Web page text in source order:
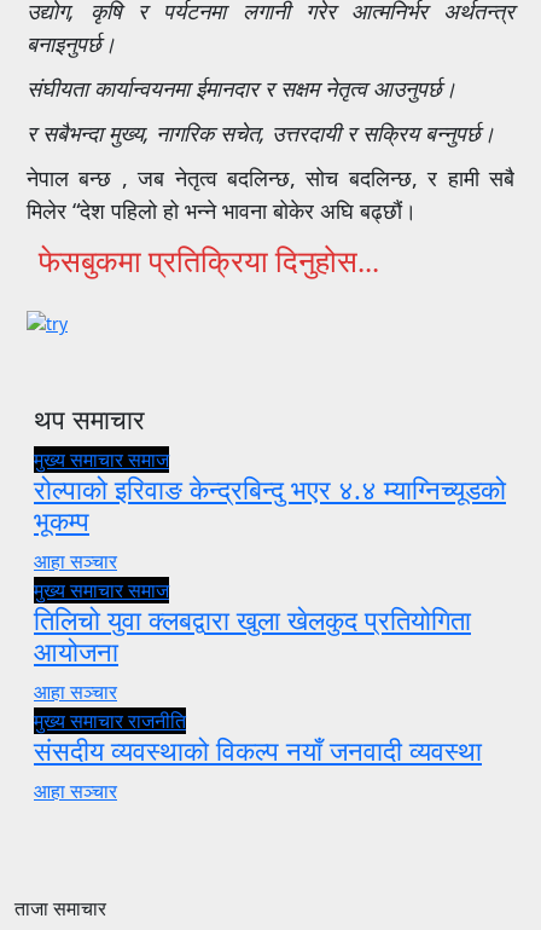
उद्योग, कृषि र पर्यटनमा लगानी गरेर आत्मनिर्भर अर्थतन्त्र
बनाइनुपर्छ।
संघीयता कार्यान्वयनमा ईमानदार र सक्षम नेतृत्व आउनुपर्छ।
र सबैभन्दा मुख्य, नागरिक सचेत, उत्तरदायी र सक्रिय बन्नुपर्छ।
नेपाल बन्छ , जब नेतृत्व बदलिन्छ, सोच बदलिन्छ, र हामी सबै
मिलेर “देश पहिलो हो भन्ने भावना बोकेर अघि बढ्छौं।
फेसबुकमा प्रतिक्रिया दिनुहोस...
थप समाचार
मुख्य समाचारसमाज
रोल्पाको इरिवाङ केन्द्रबिन्दु भएर ४.४ म्याग्निच्यूडको
भूकम्प
आहा सञ्चार
मुख्य समाचारसमाज
तिलिचो युवा क्लबद्वारा खुला खेलकुद प्रतियोगिता
आयोजना
आहा सञ्चार
मुख्य समाचारराजनीति
संसदीय व्यवस्थाको विकल्प नयाँ जनवादी व्यवस्था
आहा सञ्चार
ताजा समाचार